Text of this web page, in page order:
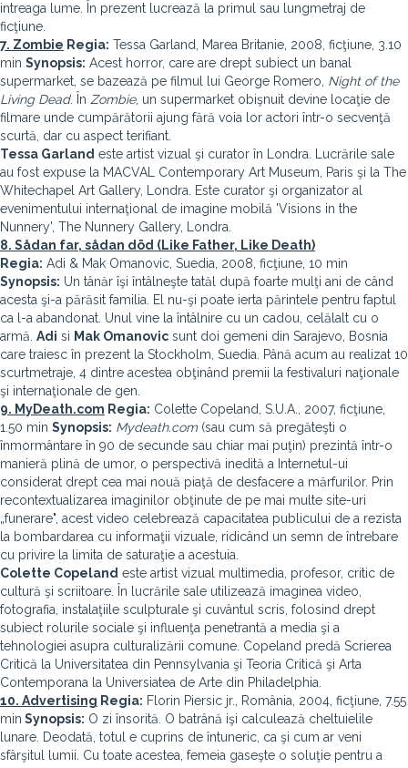
intreaga lume. În prezent lucrează la primul sau lungmetraj de
ficţiune.
7. Zombie Regia: Tessa Garland, Marea Britanie, 2008, ficţiune, 3.10
min Synopsis: Acest horror, care are drept subiect un banal
supermarket, se bazează pe filmul lui George Romero, Night of the
Living Dead. În Zombie, un supermarket obişnuit devine locaţie de
filmare unde cumpărătorii ajung fără voia lor actori într-o secvenţă
scurtă, dar cu aspect terifiant.
Tessa Garland este artist vizual şi curator în Londra. Lucrările sale
au fost expuse la MACVAL Contemporary Art Museum, Paris şi la The
Whitechapel Art Gallery, Londra. Este curator şi organizator al
evenimentului internaţional de imagine mobilă 'Visions in the
Nunnery', The Nunnery Gallery, Londra.
8. Sådan far, sådan död (Like Father, Like Death)
Regia: Adi & Mak Omanovic, Suedia, 2008, ficţiune, 10 min
Synopsis: Un tânăr îşi întâlneşte tatăl după foarte mulţi ani de când
acesta şi-a părăsit familia. El nu-şi poate ierta părintele pentru faptul
ca l-a abandonat. Unul vine la întâlnire cu un cadou, celălalt cu o
armă. Adi si Mak Omanovic sunt doi gemeni din Sarajevo, Bosnia
care traiesc în prezent la Stockholm, Suedia. Până acum au realizat 10
scurtmetraje, 4 dintre acestea obţinând premii la festivaluri naţionale
şi internaţionale de gen.
9. MyDeath.com Regia: Colette Copeland, S.U.A., 2007, ficţiune,
1.50 min Synopsis: Mydeath.com(sau cum să pregăteşti o
înmormântare în 90 de secunde sau chiar mai puţin) prezintă într-o
manieră plină de umor, o perspectivă inedită a Internetul-ui
considerat drept cea mai nouă piaţă de desfacere a mărfurilor. Prin
recontextualizarea imaginilor obţinute de pe mai multe site-uri
„funerare", acest video celebrează capacitatea publicului de a rezista
la bombardarea cu informaţii vizuale, ridicând un semn de întrebare
cu privire la limita de saturaţie a acestuia.
Colette Copeland este artist vizual multimedia, profesor, critic de
cultură şi scriitoare. În lucrările sale utilizează imaginea video,
fotografia, instalaţiile sculpturale şi cuvântul scris, folosind drept
subiect rolurile sociale şi influenţa penetrantă a media şi a
tehnologiei asupra culturalizării comune. Copeland predă Scrierea
Critică la Universitatea din Pennsylvania şi Teoria Critică şi Arta
Contemporana la Universiatea de Arte din Philadelphia.
10. Advertising Regia: Florin Piersic jr., România, 2004, ficţiune, 7.55
min Synopsis: O zi însorită. O batrână işi calculează cheltuielile
lunare. Deodată, totul e cuprins de întuneric, ca şi cum ar veni
sfârşitul lumii. Cu toate acestea, femeia gaseşte o soluţie pentru a